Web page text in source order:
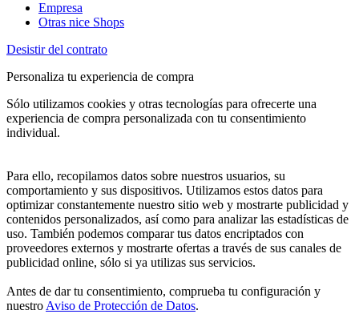
Empresa
Otras nice Shops
Desistir del contrato
Personaliza tu experiencia de compra
Sólo utilizamos cookies y otras tecnologías para ofrecerte una
experiencia de compra personalizada con tu consentimiento
individual.
Para ello, recopilamos datos sobre nuestros usuarios, su
comportamiento y sus dispositivos. Utilizamos estos datos para
optimizar constantemente nuestro sitio web y mostrarte publicidad y
contenidos personalizados, así como para analizar las estadísticas de
uso. También podemos comparar tus datos encriptados con
proveedores externos y mostrarte ofertas a través de sus canales de
publicidad online, sólo si ya utilizas sus servicios.
Antes de dar tu consentimiento, comprueba tu configuración y
nuestro Aviso de Protección de Datos.